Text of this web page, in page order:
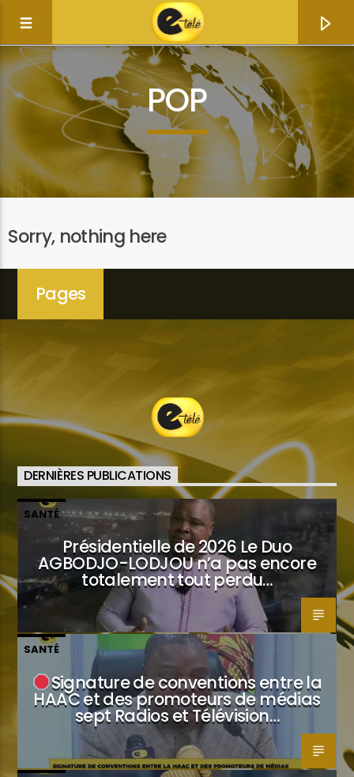
Current track
Title
Etele en direct
POP
Sorry, nothing here
Pages
DERNIÈRES PUBLICATIONS
SANTÉ
Présidentielle de 2026 Le Duo
AGBODJO-LODJOU n’a pas encore
totalement tout perdu…
SANTÉ
Signature de conventions entre la
HAAC et des promoteurs de médias
sept Radios et Télévision…